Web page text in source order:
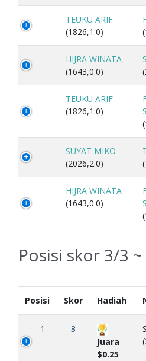
TEUKU ARIF
(1826,1.0)
HIJRA WINATA
(1643,0.0)
TEUKU ARIF
(1826,1.0)
SUYAT MIKO
(2026,2.0)
HIJRA WINATA
(1643,0.0)
Posisi skor 3/3 ~
Posisi Skor Hadiah
1
3
Juara
$0.25